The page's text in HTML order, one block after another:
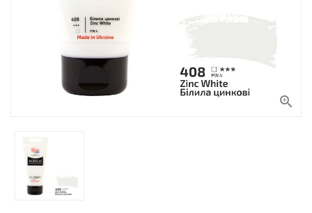
Poradniki
Zestawy
Flamastry,
markery i
zakreślacze
Linijki,
